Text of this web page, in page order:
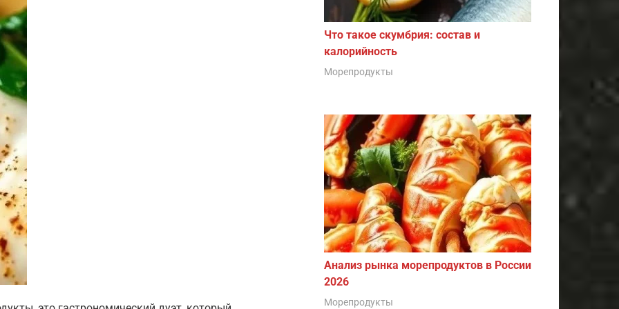
Что такое скумбрия: состав и
калорийность
Морепродукты
Анализ рынка морепродуктов в России
2026
Морепродукты